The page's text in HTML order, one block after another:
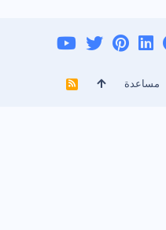
مساعدة
R